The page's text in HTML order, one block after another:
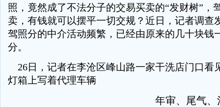
照，竟然成了不法分子的交易买卖的“发财树”，
卖，有钱就可以摆平一切交规？近日，记者调查
驾照分的中介活动频繁，已经由原来的几十块钱
分。
26日，记者在李沧区峰山路一家干洗店门口看
灯箱上写着代理车辆
年审、尾气